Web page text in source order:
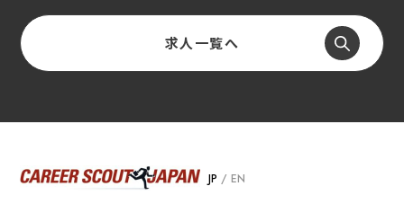
求人一覧へ
JP /EN